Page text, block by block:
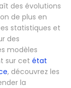
des évolutions
de plus en
statistiques et
des
modèles
sur cet état
, découvrez les
la